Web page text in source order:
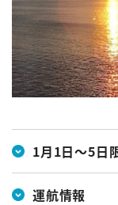
ニュースリリース
採用情報
English
1月1日～5日
運航情報